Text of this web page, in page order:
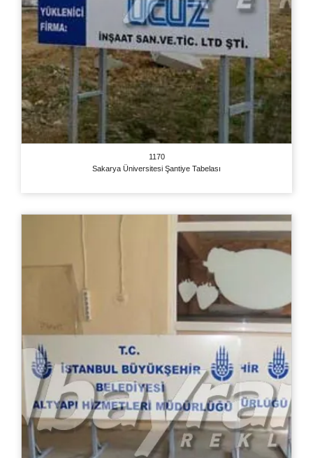
1170
Sakarya Üniversitesi Şantiye Tabelası